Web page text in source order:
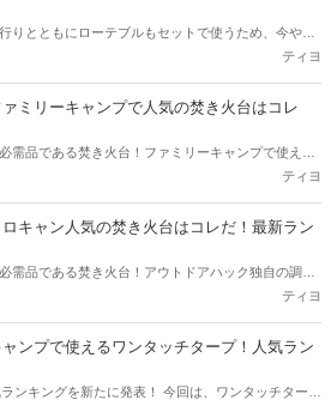
りとともにローテブルもセットで使うため、今やロ
の選択肢が出てきました。 今回は2019年秋！キャン
ティヨ
ミリーキャンプで人気の焚き火台はコレ
需品である焚き火台！ファミリーキャンプで使える
アウトドアハック独自の調査で徹底リサーチ！2019
ティヨ
キャン人気の焚き火台はコレだ！最新ラン
需品である焚き火台！アウトドアハック独自の調査
2019年秋！最新の人気焚き火台ランキング！ ティヨ
ンプで使えるワンタッチタープ！人気ラン
ンキングを新たに発表！ 今回は、ワンタッチタープ